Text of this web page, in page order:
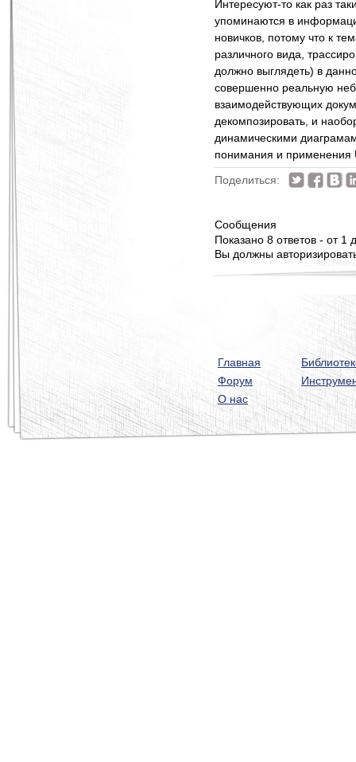
Интересуют-то как раз
упоминаются в
новичков, потому что к
различного вида,
должно выглядеть) в
совершенно реальную
взаимодействующих
декомпозировать, и
динамическими
понимания и применения
Поделиться:
Сообщения
Показано 8 ответов - от 1
Вы должны
Главная
Форум
О нас